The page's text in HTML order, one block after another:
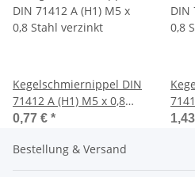
Kegelschmiernippel DIN
71412 A (H1) M5 x 0,8
Stahl verzinkt
0,77 € *
Bestellung & Versand